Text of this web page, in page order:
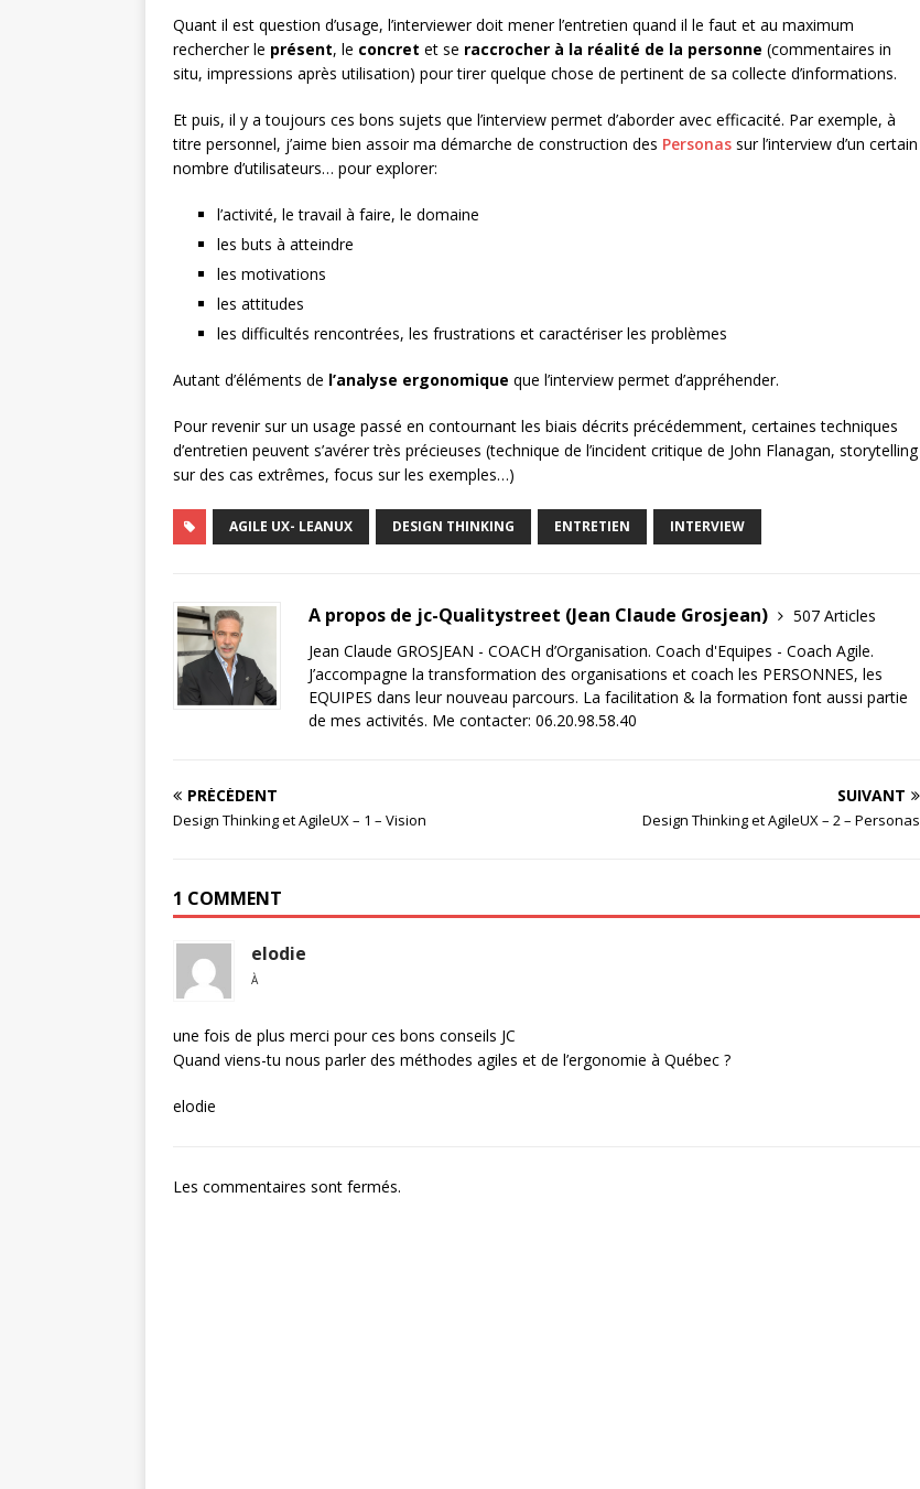
Quant il est question d’usage, l’interviewer doit mener l’entretien quand il le faut et au maximum
rechercher le présent, le concret et se raccrocher à la réalité de la personne (commentaires in
situ, impressions après utilisation) pour tirer quelque chose de pertinent de sa collecte d’informations.
Et puis, il y a toujours ces bons sujets que l’interview permet d’aborder avec efficacité. Par exemple, à
titre personnel, j’aime bien assoir ma démarche de construction des Personas sur l’interview d’un certain
nombre d’utilisateurs… pour explorer:
l’activité, le travail à faire, le domaine
les buts à atteindre
les motivations
les attitudes
les difficultés rencontrées, les frustrations et caractériser les problèmes
Autant d’éléments de l’analyse ergonomique que l’interview permet d’appréhender.
Pour revenir sur un usage passé en contournant les biais décrits précédemment, certaines techniques
d’entretien peuvent s’avérer très précieuses (technique de l’incident critique de John Flanagan, storytelling
sur des cas extrêmes, focus sur les exemples…)
AGILE UX- LEANUX DESIGN THINKING ENTRETIEN INTERVIEW
A propos de jc-Qualitystreet (Jean Claude Grosjean)
507 Articles
Jean Claude GROSJEAN - COACH d’Organisation. Coach d'Equipes - Coach Agile.
J’accompagne la transformation des organisations et coach les PERSONNES, les
EQUIPES dans leur nouveau parcours. La facilitation & la formation font aussi partie
de mes activités. Me contacter: 06.20.98.58.40
PRÉCÉDENT
Design Thinking et AgileUX – 1 – Vision
SUIVANT
Design Thinking et AgileUX – 2 – Personas
1 COMMENT
elodie
À
une fois de plus merci pour ces bons conseils JC
Quand viens-tu nous parler des méthodes agiles et de l’ergonomie à Québec ?
elodie
Les commentaires sont fermés.